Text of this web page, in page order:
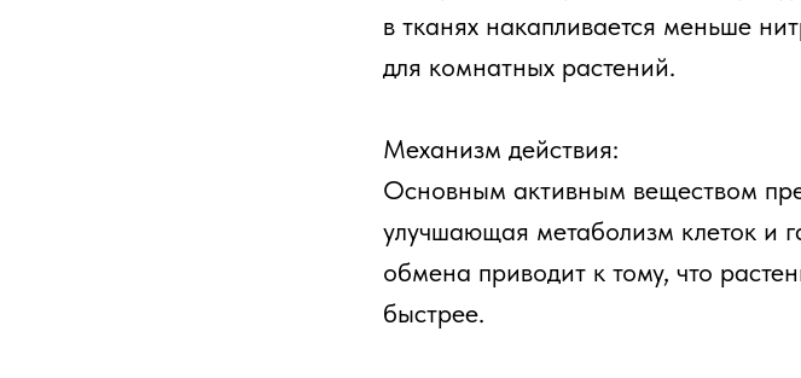
в тканях накапливается меньше
для комнатных растений.
Механизм действия:
Основным активным веществом
улучшающая метаболизм клеток и
обмена приводит к тому, что
быстрее.